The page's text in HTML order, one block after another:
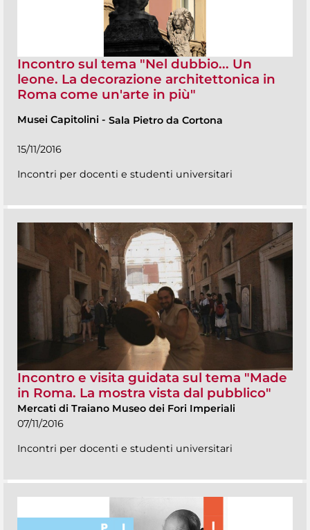
Incontro sul tema "Nel dubbio... Un
leone. La decorazione architettonica in
Roma come un'arte in più"
Musei Capitolini - Sala Pietro da Cortona
15/11/2016
Incontri per docenti e studenti universitari
Incontro e visita guidata sul tema "Made
in Roma. La mostra vista dal pubblico"
Mercati di Traiano Museo dei Fori Imperiali
07/11/2016
Incontri per docenti e studenti universitari